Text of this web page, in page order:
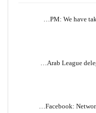
PM: We have
Arab League
Facebook: